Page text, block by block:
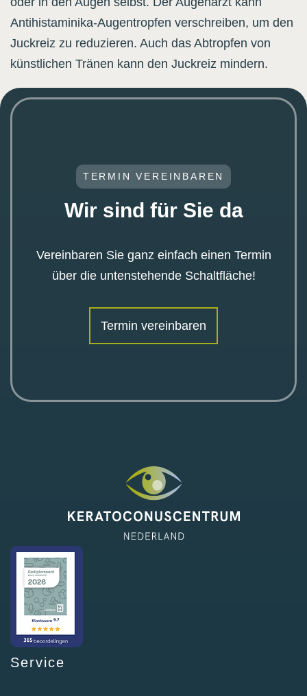
Antihistaminika-Augentropfen verschreiben, um den
Juckreiz zu reduzieren. Auch das Abtropfen von
künstlichen Tränen kann den Juckreiz mindern.
TERMIN VEREINBAREN
Wir sind für Sie da
Vereinbaren Sie ganz einfach einen Termin
über die untenstehende Schaltfläche!
Termin vereinbaren
Service